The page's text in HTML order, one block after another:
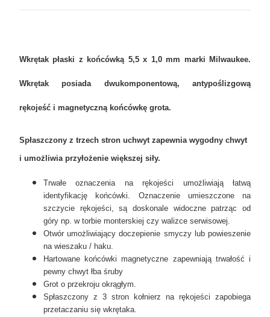
Wkrętak płaski z końcówką 5,5 x 1,0 mm marki Milwaukee.
Wkrętak posiada dwukomponentową, antypoślizgową
rękojeść i magnetyczną końcówkę grota.
Spłaszczony z trzech stron uchwyt zapewnia wygodny chwyt
i umożliwia przyłożenie większej siły.
Trwałe oznaczenia na rękojeści umożliwiają łatwą
identyfikację końcówki. Oznaczenie umieszczone na
szczycie rękojeści, są doskonale widoczne patrząc od
góry np. w torbie monterskiej czy walizce serwisowej.
Otwór umożliwiający doczepienie smyczy lub powieszenie
na wieszaku / haku.
Hartowane końcówki magnetyczne zapewniają trwałość i
pewny chwyt łba śruby
Grot o przekroju okrągłym.
Spłaszczony z 3 stron kołnierz na rękojeści zapobiega
przetaczaniu się wkrętaka.